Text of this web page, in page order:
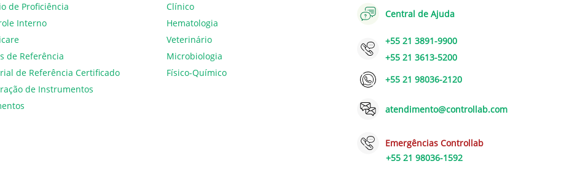
de Proficiência
Interno
de Referência
de Referência Certificado
de Instrumentos
Clínico
Hematologia
Veterinário
Microbiologia
Físico-Químico
Central de Ajuda
+55 21 3891-9900
+55 21 3613-5200
+55 21 98036-2120
atendimento@controllab.com
Emergências Controllab
+55 21 98036-1592